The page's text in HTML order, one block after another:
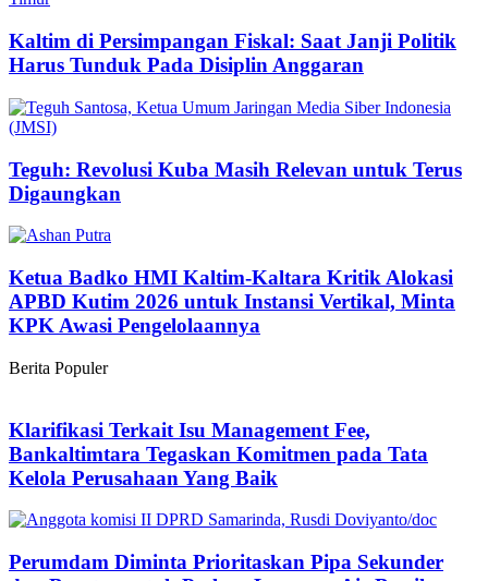
Kaltim di Persimpangan Fiskal: Saat Janji Politik
Harus Tunduk Pada Disiplin Anggaran
Teguh: Revolusi Kuba Masih Relevan untuk Terus
Digaungkan
Ketua Badko HMI Kaltim-Kaltara Kritik Alokasi
APBD Kutim 2026 untuk Instansi Vertikal, Minta
KPK Awasi Pengelolaannya
Berita Populer
Klarifikasi Terkait Isu Management Fee,
Bankaltimtara Tegaskan Komitmen pada Tata
Kelola Perusahaan Yang Baik
Perumdam Diminta Prioritaskan Pipa Sekunder